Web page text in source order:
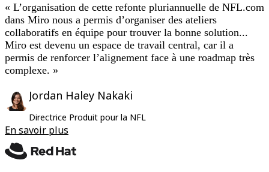
Prototypes et wireframes
Cartographie du parcours client
Synthèse de recherche
Ateliers de design
Planification et livraison
Planification des objectifs
Par segment d’activité
Petites entreprises
Par secteur
« L’organisation de cette refonte pluriannuelle de NFL.com
dans Miro nous a permis d’organiser des ateliers
collaboratifs en équipe pour trouver la bonne solution...
Miro est devenu un espace de travail central, car il a
permis de renforcer l’alignement face à une roadmap très
complexe. »
Jordan Haley Nakaki
Directrice Produit pour la NFL
En savoir plus